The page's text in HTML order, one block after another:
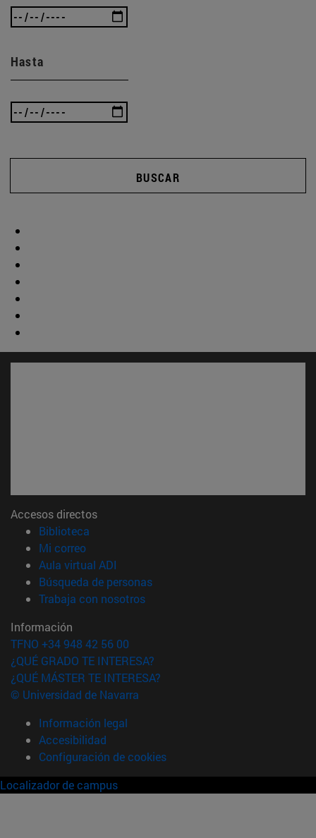
Hasta
BUSCAR
Accesos directos
Biblioteca
Mi correo(abre en nueva ventana)
Aula virtual ADI
Búsqueda de personas(abre en nueva ventana)
Trabaja con nosotros(abre en nueva ventana)
Información
TFNO +34 948 42 56 00
¿QUÉ GRADO TE INTERESA?
¿QUÉ MÁSTER TE INTERESA?
© Universidad de Navarra
Información legal
Accesibilidad
Configuración de cookies
Localizador de campus